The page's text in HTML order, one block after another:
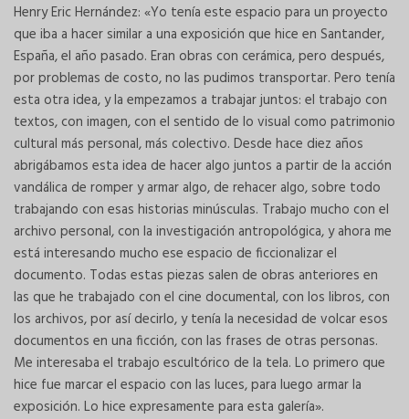
Henry Eric Hernández: «Yo tenía este espacio para un proyecto
que iba a hacer similar a una exposición que hice en Santander,
España, el año pasado. Eran obras con cerámica, pero después,
por problemas de costo, no las pudimos transportar. Pero tenía
esta otra idea, y la empezamos a trabajar juntos: el trabajo con
textos, con imagen, con el sentido de lo visual como patrimonio
cultural más personal, más colectivo. Desde hace diez años
abrigábamos esta idea de hacer algo juntos a partir de la acción
vandálica de romper y armar algo, de rehacer algo, sobre todo
trabajando con esas historias minúsculas. Trabajo mucho con el
archivo personal, con la investigación antropológica, y ahora me
está interesando mucho ese espacio de ficcionalizar el
documento. Todas estas piezas salen de obras anteriores en
las que he trabajado con el cine documental, con los libros, con
los archivos, por así decirlo, y tenía la necesidad de volcar esos
documentos en una ficción, con las frases de otras personas.
Me interesaba el trabajo escultórico de la tela. Lo primero que
hice fue marcar el espacio con las luces, para luego armar la
exposición. Lo hice expresamente para esta galería».